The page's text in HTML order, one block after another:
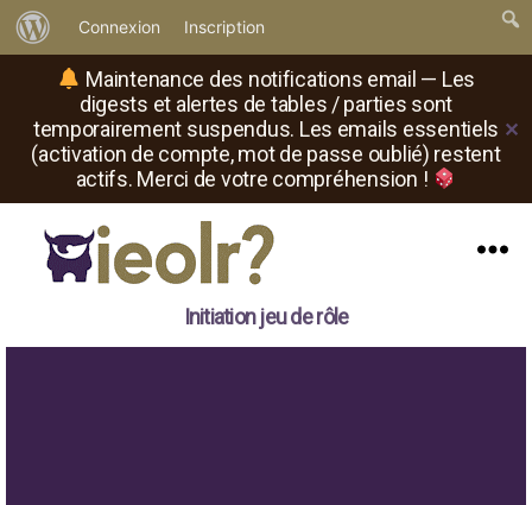
Maintenance des notifications email — Les
digests et alertes de tables / parties sont
temporairement suspendus. Les emails essentiels
(activation de compte, mot de passe oublié) restent
actifs. Merci de votre compréhension !
✕
propos
de
WordPress
Connexion Inscription
où
Initiation jeu de rôle